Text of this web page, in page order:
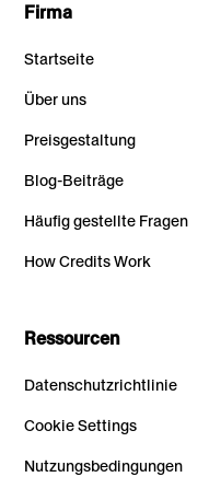
Firma
Startseite
Über uns
Preisgestaltung
Blog-Beiträge
Häufig gestellte Fragen
How Credits Work
Ressourcen
Datenschutzrichtlinie
Cookie Settings
Nutzungsbedingungen